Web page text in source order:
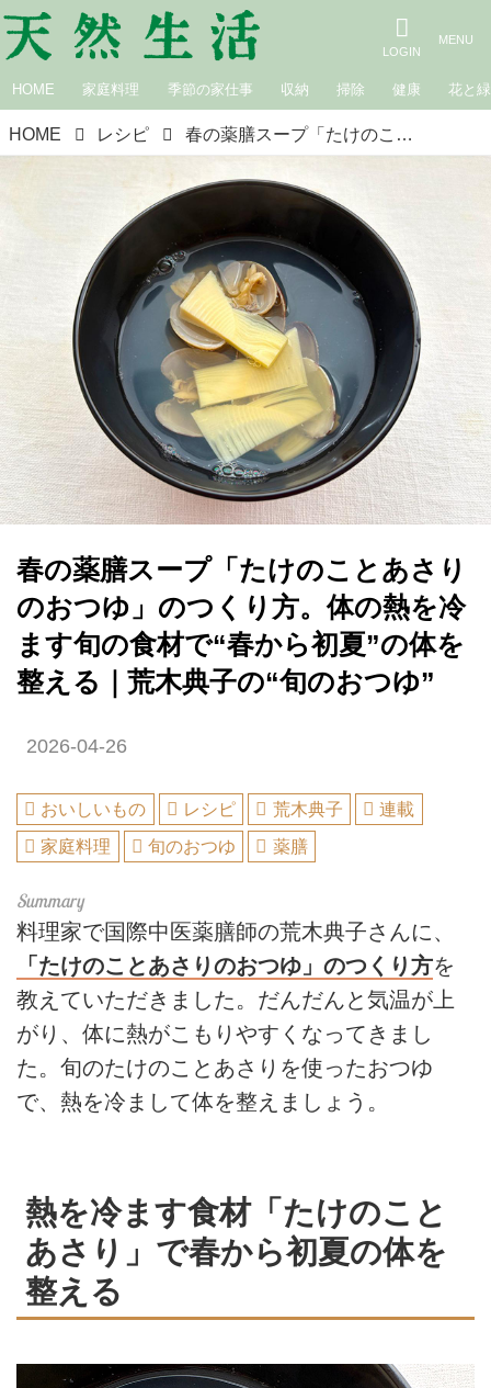
HOME 家庭料理 季節の家仕事 収納 掃除 健康 花と緑
HOME レシピ 春の薬膳スープ「たけのことあさりのおつゆ」のつくり方。体の熱を冷ます旬の食材で“春から初夏”の体を整える｜荒木典子の“旬のおつゆ”
春の薬膳スープ「たけのことあさり
のおつゆ」のつくり方。体の熱を冷
ます旬の食材で“春から初夏”の体を
整える｜荒木典子の“旬のおつゆ”
2026-04-26
おいしいもの レシピ 荒木典子
連載
家庭料理
旬のおつゆ 薬膳
料理家で国際中医薬膳師の荒木典子さんに、
「たけのことあさりのおつゆ」のつくり方を
教えていただきました。だんだんと気温が上
がり、体に熱がこもりやすくなってきまし
た。旬のたけのことあさりを使ったおつゆ
で、熱を冷まして体を整えましょう。
熱を冷ます食材「たけのこと
あさり」で春から初夏の体を
整える